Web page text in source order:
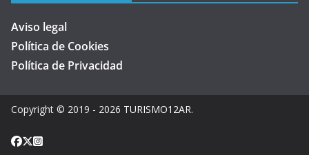
Aviso legal
Política de Cookies
Política de Privacidad
Copyright © 2019 - 2026 TURISMO12AR.